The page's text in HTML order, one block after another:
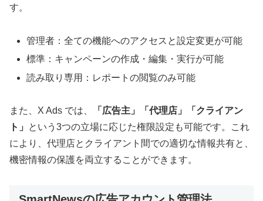
す。
管理者：全ての機能へのアクセスと設定変更が可能
標準：キャンペーンの作成・編集・実行が可能
読み取り専用：レポートの閲覧のみ可能
また、X Ads では、
「広告主」「代理店」「クライアン
ト」
という3つの立場に応じた権限設定も可能です。これ
により、代理店とクライアント間での適切な情報共有と、
機密情報の保護を両立することができます。